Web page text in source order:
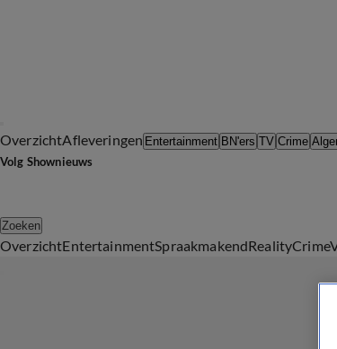
OverzichtAfleveringen Entertainment BN'ers TV Crime
Volg Shownieuws
Zoeken
OverzichtEntertainmentSpraakmakendRealityCrime